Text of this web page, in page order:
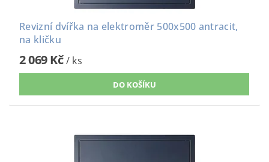
Revizní dvířka na elektroměr 500x500 antracit,
na kličku
2 069 Kč/ ks